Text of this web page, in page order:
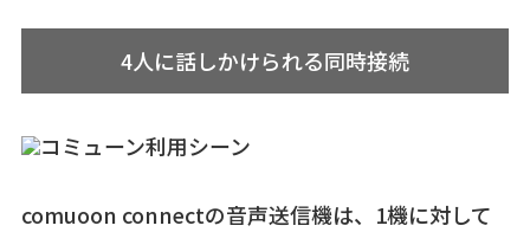
4人に話しかけられる同時接続
comuoon connectの音声送信機は、1機に対して